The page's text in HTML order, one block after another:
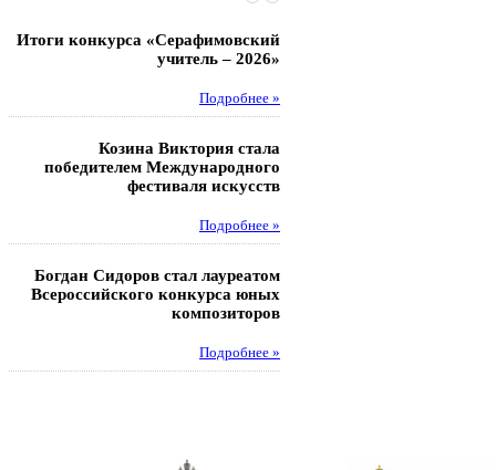
Итоги конкурса «Серафимовский
учитель – 2026»
Подробнее »
Козина Виктория стала
победителем Международного
фестиваля искусств
Подробнее »
Богдан Сидоров стал лауреатом
Всероссийского конкурса юных
композиторов
Подробнее »